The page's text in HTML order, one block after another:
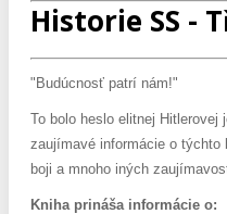
Historie SS -
"Budúcnosť patrí nám!"
To bolo heslo elitnej
zaujímavé informácie o
boji a mnoho iných
Kniha prináša informácie o: